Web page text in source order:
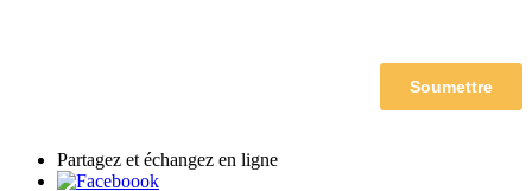
Partagez et échangez en ligne